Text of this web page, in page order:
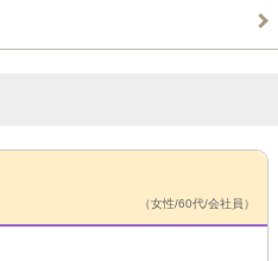
（女性/60代/会社員）